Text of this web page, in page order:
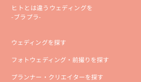
ヒトとは違うウェディングを
-ブラプラ-
ウェディングを探す
フォトウェディング・前撮りを探す
プランナー・クリエイターを探す